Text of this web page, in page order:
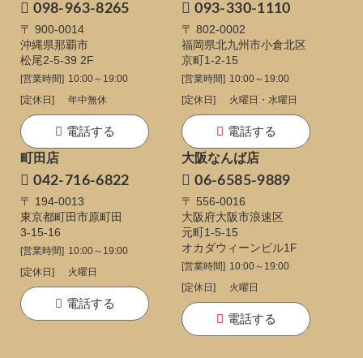
098-963-8265
〒 900-0014
沖縄県那覇市
松尾2-5-39 2F
[営業時間] 10:00～19:00
[定休日]
年中無休
電話する
093-330-1110
〒 802-0002
福岡県北九州市小倉北区
京町1-2-15
[営業時間] 10:00～19:00
[定休日]
火曜日・水曜日
電話する
町田店
042-716-6822
〒 194-0013
東京都町田市原町田
3-15-16
[営業時間] 10:00～19:00
[定休日]
火曜日
電話する
大阪なんば店
06-6585-9889
〒 556-0016
大阪府大阪市浪速区
元町1-5-15
オカダウィーンビル1F
[営業時間] 10:00～19:00
[定休日]
火曜日
電話する